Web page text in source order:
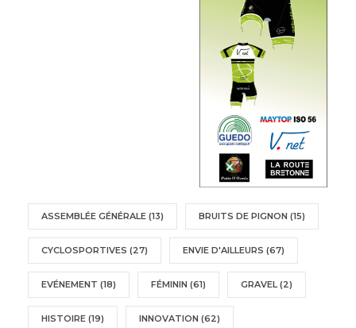
ASSEMBLÉE GÉNÉRALE (13) BRUITS DE PIGNON (15)
CYCLOSPORTIVES (27) ENVIE D'AILLEURS (67)
EVÉNEMENT (18) FÉMININ (61) GRAVEL (2)
HISTOIRE (19) INNOVATION (62)